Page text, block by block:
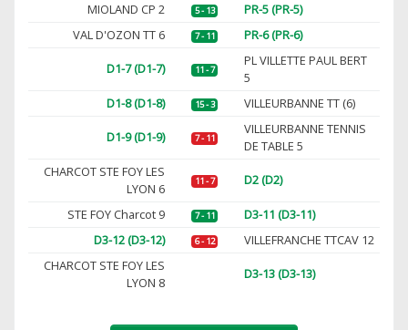
MIOLAND CP 2
5 - 13
PR-5 (PR-5)
VAL D'OZON TT 6
7 - 11 PR-6 (PR-6)
D1-7 (D1-7) 11 - 7
PL VILLETTE PAUL BERT
5
D1-8 (D1-8)
15 - 3 VILLEURBANNE TT (6)
D1-9 (D1-9) 7 - 11
VILLEURBANNE TENNIS
DE TABLE 5
CHARCOT STE FOY LES
LYON 6
11 - 7 D2 (D2)
STE FOY Charcot 9 7 - 11
D3-11 (D3-11)
D3-12 (D3-12)
6 - 12
VILLEFRANCHE TTCAV 12
CHARCOT STE FOY LES
LYON 8
D3-13 (D3-13)